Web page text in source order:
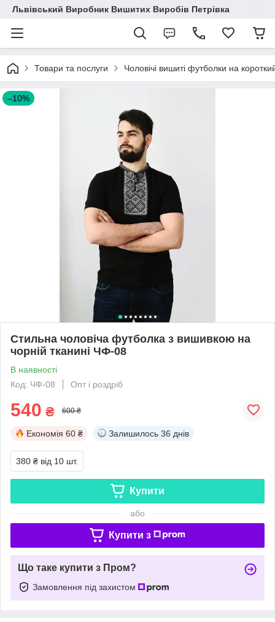
Львівський Виробник Вишитих Виробів Петрівка
Товари та послуги Чоловічі вишиті футболки на
–10%
Стильна чоловіча футболка з вишивкою на
чорній тканині ЧФ-08
В наявності
Код: ЧФ-08
Опт і роздріб
540 ₴ 600 ₴
Економія 60 ₴ Залишилось 36 днів
380 ₴ від 10 шт.
Купити
або
Купити з
Що таке купити з Пром?
Замовлення під захистом